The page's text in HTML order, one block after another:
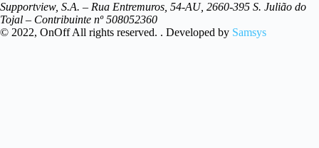
Supportview, S.A. – Rua Entremuros, 54-AU, 2660-395 S. Julião do
Tojal – Contribuinte nº 508052360
© 2022, OnOff All rights reserved. . Developed by Samsys